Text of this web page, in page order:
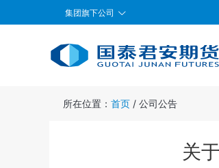
集团旗下公司
所在位置： 首页 / 公司公告
关